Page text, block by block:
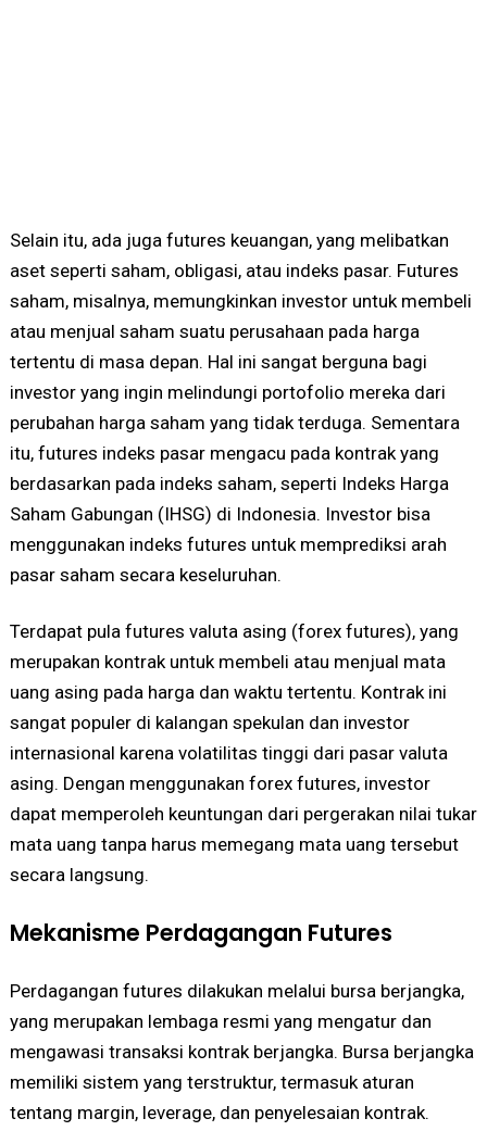
Selain itu, ada juga futures keuangan, yang melibatkan
aset seperti saham, obligasi, atau indeks pasar. Futures
saham, misalnya, memungkinkan investor untuk membeli
atau menjual saham suatu perusahaan pada harga
tertentu di masa depan. Hal ini sangat berguna bagi
investor yang ingin melindungi portofolio mereka dari
perubahan harga saham yang tidak terduga. Sementara
itu, futures indeks pasar mengacu pada kontrak yang
berdasarkan pada indeks saham, seperti Indeks Harga
Saham Gabungan (IHSG) di Indonesia. Investor bisa
menggunakan indeks futures untuk memprediksi arah
pasar saham secara keseluruhan.
Terdapat pula futures valuta asing (forex futures), yang
merupakan kontrak untuk membeli atau menjual mata
uang asing pada harga dan waktu tertentu. Kontrak ini
sangat populer di kalangan spekulan dan investor
internasional karena volatilitas tinggi dari pasar valuta
asing. Dengan menggunakan forex futures, investor
dapat memperoleh keuntungan dari pergerakan nilai tukar
mata uang tanpa harus memegang mata uang tersebut
secara langsung.
Mekanisme Perdagangan Futures
Perdagangan futures dilakukan melalui bursa berjangka,
yang merupakan lembaga resmi yang mengatur dan
mengawasi transaksi kontrak berjangka. Bursa berjangka
memiliki sistem yang terstruktur, termasuk aturan
tentang margin, leverage, dan penyelesaian kontrak.